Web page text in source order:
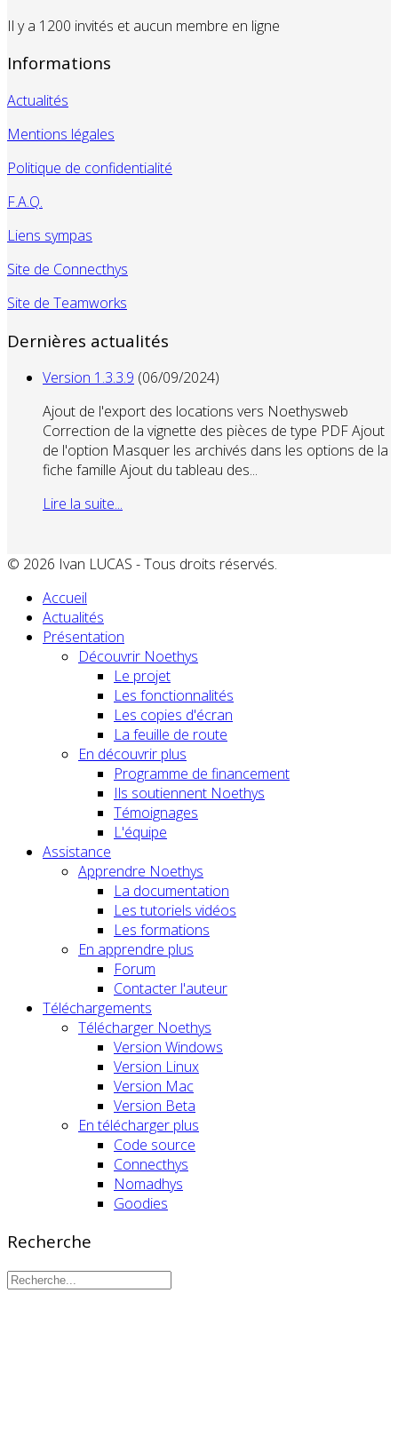
Il y a 1200 invités et aucun membre en ligne
Informations
Actualités
Mentions légales
Politique de confidentialité
F.A.Q.
Liens sympas
Site de Connecthys
Site de Teamworks
Dernières actualités
Version 1.3.3.9 (06/09/2024)
Ajout de l'export des locations vers Noethysweb
Correction de la vignette des pièces de type PDF Ajout
de l'option Masquer les archivés dans les options de la
fiche famille Ajout du tableau des...
Lire la suite...
© 2026 Ivan LUCAS - Tous droits réservés.
Accueil
Actualités
Présentation
Découvrir Noethys
Le projet
Les fonctionnalités
Les copies d'écran
La feuille de route
En découvrir plus
Programme de financement
Ils soutiennent Noethys
Témoignages
L'équipe
Assistance
Apprendre Noethys
La documentation
Les tutoriels vidéos
Les formations
En apprendre plus
Forum
Contacter l'auteur
Téléchargements
Télécharger Noethys
Version Windows
Version Linux
Version Mac
Version Beta
En télécharger plus
Code source
Connecthys
Nomadhys
Goodies
Recherche